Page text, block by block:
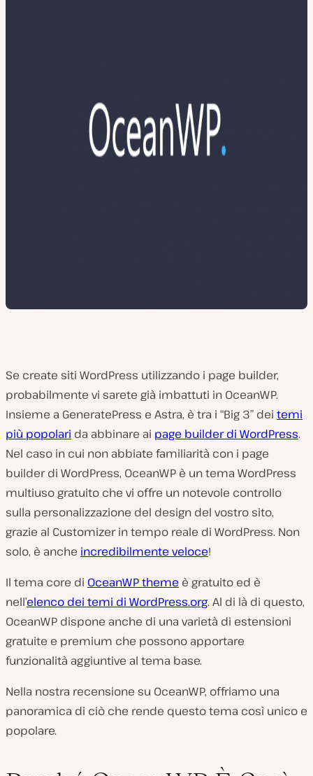
Se create siti WordPress utilizzando i page builder,
probabilmente vi sarete già imbattuti in OceanWP.
Insieme a GeneratePress e Astra, è tra i “Big 3” dei temi
più popolari da abbinare ai page builder di WordPress.
Nel caso in cui non abbiate familiarità con i page
builder di WordPress, OceanWP è un tema WordPress
multiuso gratuito che vi offre un notevole controllo
sulla personalizzazione del design del vostro sito,
grazie al Customizer in tempo reale di WordPress. Non
solo, è anche incredibilmente veloce!
Il tema core di OceanWP theme è gratuito ed è
nell’elenco dei temi di WordPress.org. Al di là di questo,
OceanWP dispone anche di una varietà di estensioni
gratuite e premium che possono apportare
funzionalità aggiuntive al tema base.
Nella nostra recensione su OceanWP, offriamo una
panoramica di ciò che rende questo tema così unico e
popolare.